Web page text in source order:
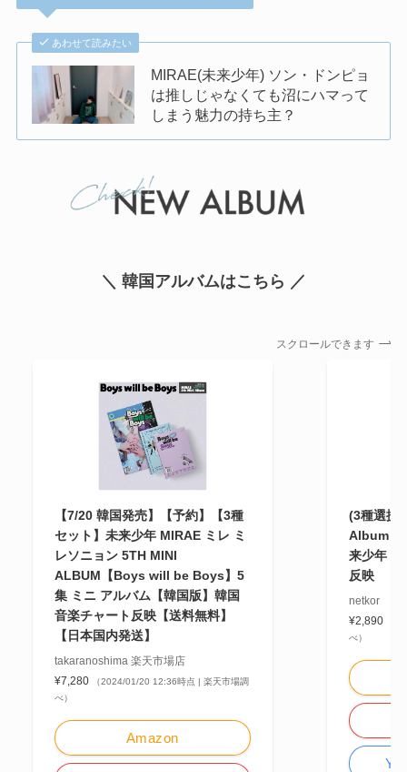
あわせて読みたい
MIRAE(未来少年) ソン・ドンピョ
は推しじゃなくても沼にハマって
しまう魅力の持ち主？
＼ 韓国アルバムはこちら ／
スクロールできます
【7/20 韓国発売】【予約】【3種
セット】未来少年 MIRAE ミレ ミ
レソニョン 5TH MINI
ALBUM【Boys will be Boys】5
集 ミニ アルバム【韓国版】韓国
音楽チャート反映【送料無料】
【日本国内発送】
takaranoshima 楽天市場店
¥7,280
（2024/01/20 12:36時点 | 楽天市場調
べ）
Amazon
(3種選択
Album
来少年【
反映
netkor
¥2,890
べ）